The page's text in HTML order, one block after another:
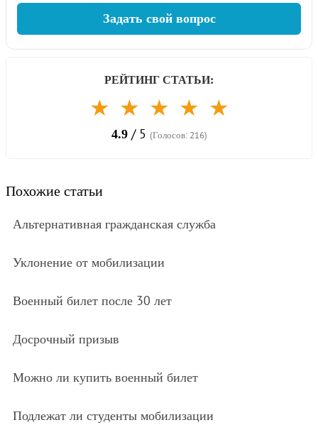
Задать свой вопрос
РЕЙТИНГ СТАТЬИ:
★ ★ ★ ★ ★
4.9/ 5 (Голосов: 216)
Похожие статьи
Альтернативная гражданская служба
Уклонение от мобилизации
Военный билет после 30 лет
Досрочный призыв
Можно ли купить военный билет
Подлежат ли студенты мобилизации